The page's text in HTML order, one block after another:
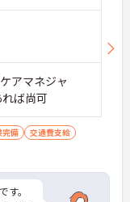
アマネジャ
ば尚可
完備
交通費支給
。